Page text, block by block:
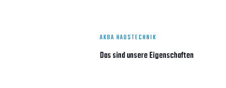
AKBA HAUSTECHNIK
Das sind unsere Eigenschaften